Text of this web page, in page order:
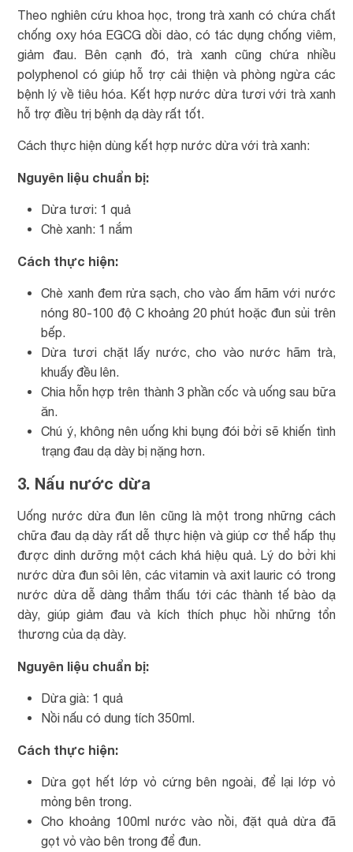
Theo nghiên cứu khoa học, trong trà xanh có chứa chất
chống oxy hóa EGCG dồi dào, có tác dụng chống viêm,
giảm đau. Bên cạnh đó, trà xanh cũng chứa nhiều
polyphenol có giúp hỗ trợ cải thiện và phòng ngừa các
bệnh lý về tiêu hóa. Kết hợp nước dừa tươi với trà xanh
hỗ trợ điều trị bệnh dạ dày rất tốt.
Cách thực hiện dùng kết hợp nước dừa với trà xanh:
Nguyên liệu chuẩn bị:
Dừa tươi: 1 quả
Chè xanh: 1 nắm
Cách thực hiện:
Chè xanh đem rửa sạch, cho vào ấm hãm với nước
nóng 80-100 độ C khoảng 20 phút hoặc đun sủi trên
bếp.
Dừa tươi chặt lấy nước, cho vào nước hãm trà,
khuấy đều lên.
Chia hỗn hợp trên thành 3 phần cốc và uống sau bữa
ăn.
Chú ý, không nên uống khi bụng đói bởi sẽ khiến tình
trạng đau dạ dày bị nặng hơn.
3. Nấu nước dừa
Uống nước dừa đun lên cũng là một trong những cách
chữa đau dạ dày rất dễ thực hiện và giúp cơ thể hấp thụ
được dinh dưỡng một cách khá hiệu quả. Lý do bởi khi
nước dừa đun sôi lên, các vitamin và axit lauric có trong
nước dừa dễ dàng thẩm thấu tới các thành tế bào dạ
dày, giúp giảm đau và kích thích phục hồi những tổn
thương của dạ dày.
Nguyên liệu chuẩn bị:
Dừa già: 1 quả
Nồi nấu có dung tích 350ml.
Cách thực hiện:
Dừa gọt hết lớp vỏ cứng bên ngoài, để lại lớp vỏ
mỏng bên trong.
Cho khoảng 100ml nước vào nồi, đặt quả dừa đã
gọt vỏ vào bên trong để đun.